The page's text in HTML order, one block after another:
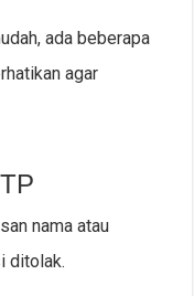
ada beberapa
agar
nama atau
ditolak.